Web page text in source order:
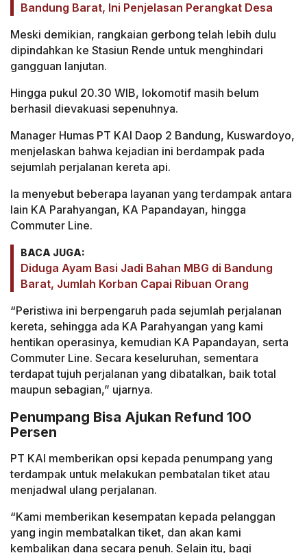
Bandung Barat, Ini Penjelasan Perangkat Desa
Meski demikian, rangkaian gerbong telah lebih dulu
dipindahkan ke Stasiun Rende untuk menghindari
gangguan lanjutan.
Hingga pukul 20.30 WIB, lokomotif masih belum
berhasil dievakuasi sepenuhnya.
Manager Humas PT KAI Daop 2 Bandung, Kuswardoyo,
menjelaskan bahwa kejadian ini berdampak pada
sejumlah perjalanan kereta api.
Ia menyebut beberapa layanan yang terdampak antara
lain KA Parahyangan, KA Papandayan, hingga
Commuter Line.
BACA JUGA:
Diduga Ayam Basi Jadi Bahan MBG di Bandung
Barat, Jumlah Korban Capai Ribuan Orang
“Peristiwa ini berpengaruh pada sejumlah perjalanan
kereta, sehingga ada KA Parahyangan yang kami
hentikan operasinya, kemudian KA Papandayan, serta
Commuter Line. Secara keseluruhan, sementara
terdapat tujuh perjalanan yang dibatalkan, baik total
maupun sebagian,” ujarnya.
Penumpang Bisa Ajukan Refund 100
Persen
PT KAI memberikan opsi kepada penumpang yang
terdampak untuk melakukan pembatalan tiket atau
menjadwal ulang perjalanan.
“Kami memberikan kesempatan kepada pelanggan
yang ingin membatalkan tiket, dan akan kami
kembalikan dana secara penuh. Selain itu, bagi